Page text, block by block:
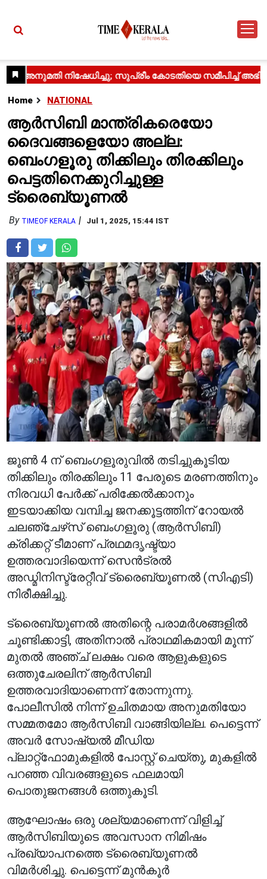
Home NATIONAL
ആർ‌സി‌ബി മാന്ത്രികരെയോ
ദൈവങ്ങളെയോ അല്ല:
ബെംഗളൂരു തിക്കിലും തിരക്കിലും
പെട്ടതിനെക്കുറിച്ചുള്ള
ട്രൈബ്യൂണൽ
By TIMEOF KERALA Jul 1, 2025, 15:44 IST
ജൂൺ 4 ന് ബെംഗളൂരുവിൽ തടിച്ചുകൂടിയ
തിക്കിലും തിരക്കിലും 11 പേരുടെ മരണത്തിനും
നിരവധി പേർക്ക് പരിക്കേൽക്കാനും
ഇടയാക്കിയ വമ്പിച്ച ജനക്കൂട്ടത്തിന് റോയൽ
ചലഞ്ചേഴ്‌സ് ബെംഗളൂരു (ആർ‌സി‌ബി)
ക്രിക്കറ്റ് ടീമാണ് പ്രഥമദൃഷ്ട്യാ
ഉത്തരവാദിയെന്ന് സെൻട്രൽ
അഡ്മിനിസ്ട്രേറ്റീവ് ട്രൈബ്യൂണൽ (സി‌എ‌ടി)
നിരീക്ഷിച്ചു.
ട്രൈബ്യൂണൽ അതിന്റെ പരാമർശങ്ങളിൽ
ചൂണ്ടിക്കാട്ടി, അതിനാൽ പ്രാഥമികമായി മൂന്ന്
മുതൽ അഞ്ച് ലക്ഷം വരെ ആളുകളുടെ
ഒത്തുചേരലിന് ആർ‌സി‌ബി
ഉത്തരവാദിയാണെന്ന് തോന്നുന്നു.
പോലീസിൽ നിന്ന് ഉചിതമായ അനുമതിയോ
സമ്മതമോ ആർ‌സി‌ബി വാങ്ങിയില്ല. പെട്ടെന്ന്
അവർ സോഷ്യൽ മീഡിയ
പ്ലാറ്റ്‌ഫോമുകളിൽ പോസ്റ്റ് ചെയ്തു, മുകളിൽ
പറഞ്ഞ വിവരങ്ങളുടെ ഫലമായി
പൊതുജനങ്ങൾ ഒത്തുകൂടി.
ആഘോഷം ഒരു ശല്യമാണെന്ന് വിളിച്ച്
ആർ‌സി‌ബിയുടെ അവസാന നിമിഷം
പ്രഖ്യാപനത്തെ ട്രൈബ്യൂണൽ
വിമർശിച്ചു. പെട്ടെന്ന് മുൻകൂർ